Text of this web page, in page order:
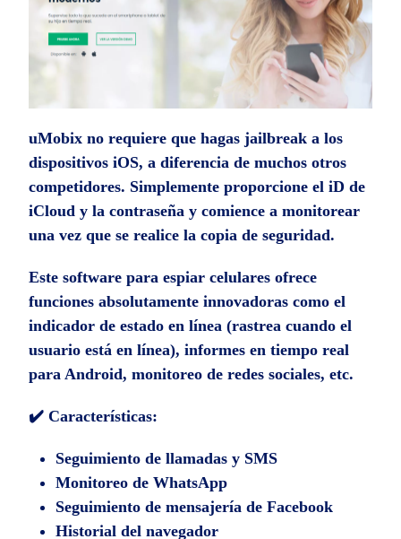
uMobix no requiere que hagas jailbreak a los
dispositivos iOS, a diferencia de muchos otros
competidores. Simplemente proporcione el iD de
iCloud y la contraseña y comience a monitorear
una vez que se realice la copia de seguridad.
Este software para espiar celulares ofrece
funciones absolutamente innovadoras como el
indicador de estado en línea (rastrea cuando el
usuario está en línea), informes en tiempo real
para Android, monitoreo de redes sociales, etc.
✔️ Características:
Seguimiento de llamadas y SMS
Monitoreo de WhatsApp
Seguimiento de mensajería de Facebook
Historial del navegador